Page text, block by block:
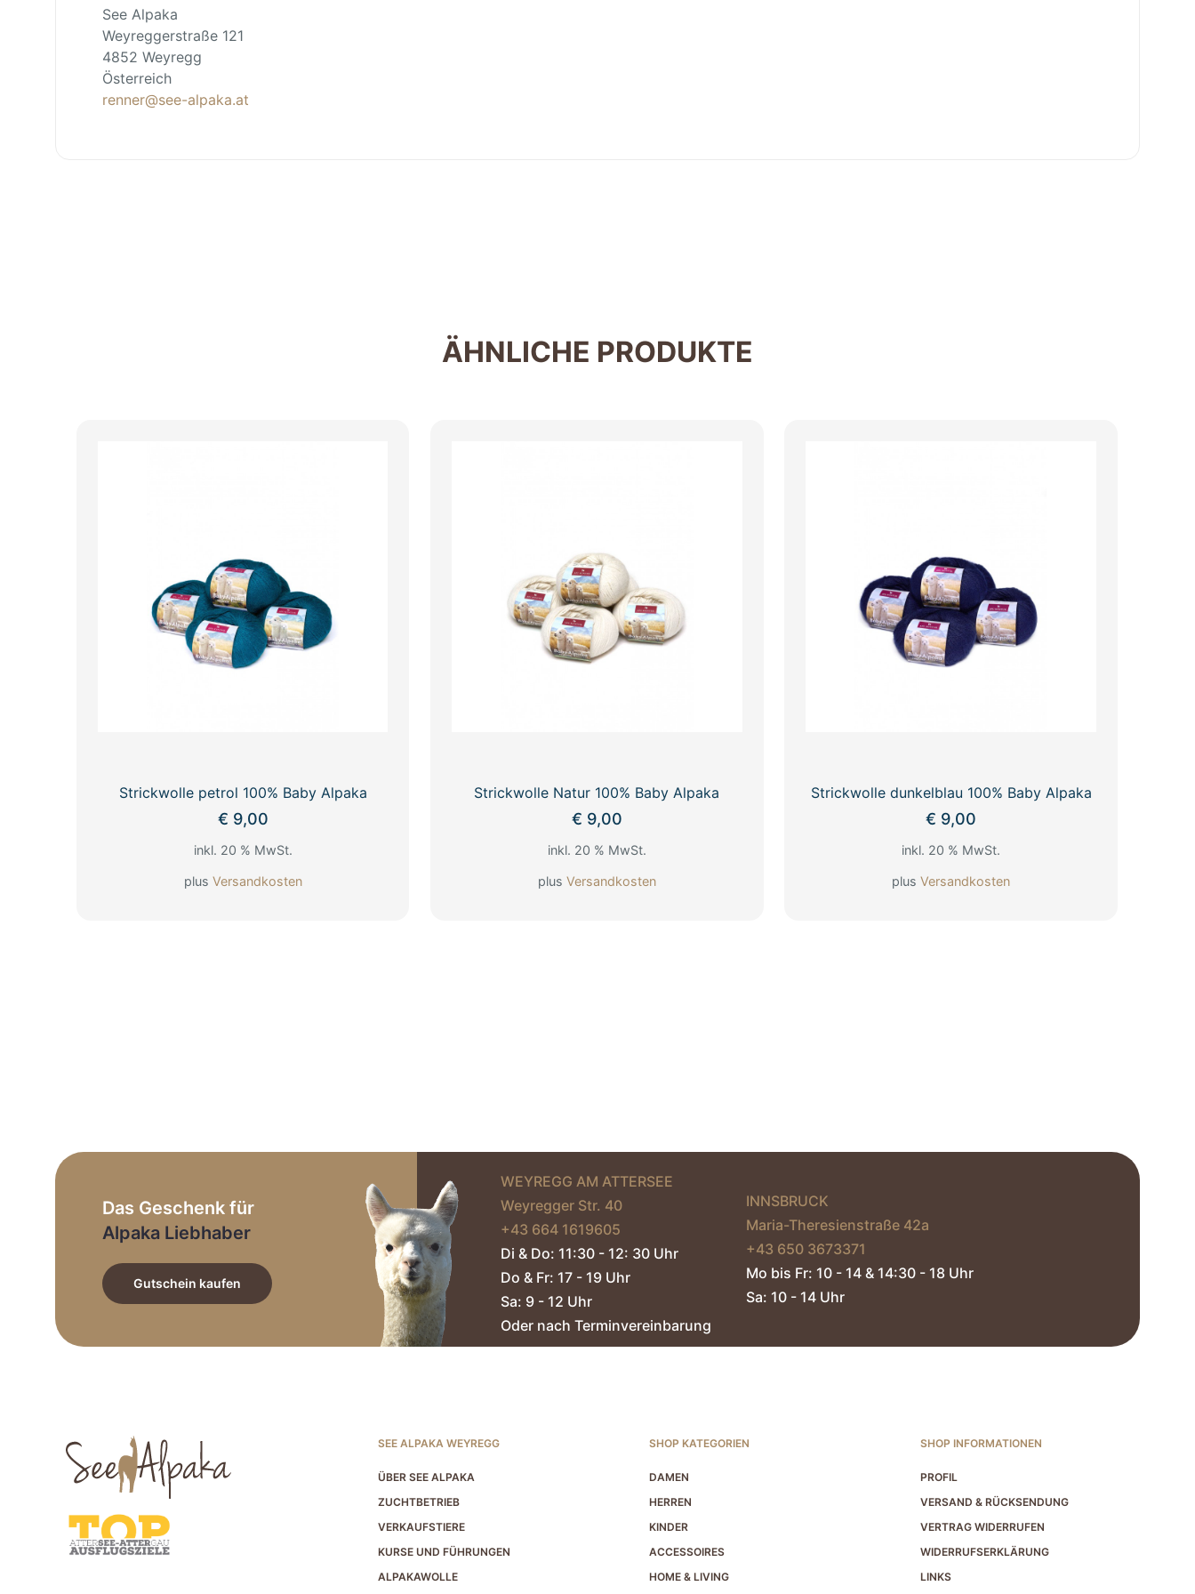
See Alpaka
Weyreggerstraße 121
4852 Weyregg
Österreich
renner@see-alpaka.at
ÄHNLICHE PRODUKTE
Strickwolle petrol 100% Baby Alpaka
€ 9,00
inkl. 20 % MwSt.
plus Versandkosten
Strickwolle Natur 100% Baby Alpaka
€ 9,00
inkl. 20 % MwSt.
plus Versandkosten
Strickwolle dunkelblau 100% Baby Alpaka
€ 9,00
inkl. 20 % MwSt.
plusVersandkosten
Das Geschenk für
Alpaka Liebhaber
Gutschein kaufen
WEYREGG AM ATTERSEE
Weyregger Str. 40
+43 664 1619605‬
Di & Do: 11:30 - 12: 30 Uhr
Do & Fr: 17 - 19 Uhr
Sa: 9 - 12 Uhr
Oder nach Terminvereinbarung
INNSBRUCK
Maria-Theresienstraße 42a
+43 650 3673371‬
Mo bis Fr: 10 - 14 & 14:30 - 18 Uhr
Sa: 10 - 14 Uhr​
SEE ALPAKA WEYREGG
ÜBER SEE ALPAKA
ZUCHTBETRIEB
VERKAUFSTIERE
KURSE UND FÜHRUNGEN
ALPAKAWOLLE
SHOP KATEGORIEN
DAMEN
HERREN
KINDER
ACCESSOIRES
HOME & LIVING
SHOP INFORMATIONEN
PROFIL
VERSAND & RÜCKSENDUNG
VERTRAG WIDERRUFEN
WIDERRUFSERKLÄRUNG
LINKS